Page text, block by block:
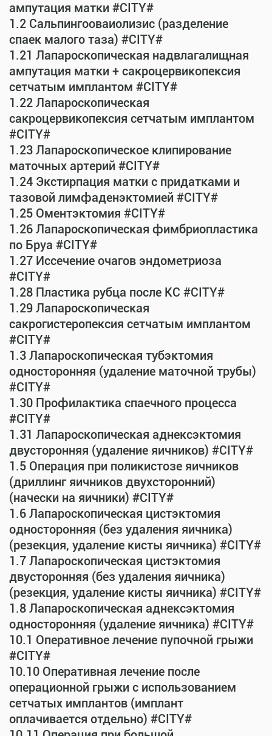
ампутация матки #CITY#
1.2 Сальпингооваиолизис (разделение
спаек малого таза) #CITY#
1.21 Лапароскопическая надвлагалищная
ампутация матки + сакроцервикопексия
сетчатым имплантом #CITY#
1.22 Лапароскопическая
сакроцервикопексия сетчатым имплантом
#CITY#
1.23 Лапароскопическое клипирование
маточных артерий #CITY#
1.24 Экстирпация матки с придатками и
тазовой лимфаденэктомией #CITY#
1.25 Оментэктомия #CITY#
1.26 Лапароскопическая фимбриопластика
по Бруа #CITY#
1.27 Иссечение очагов эндометриоза
#CITY#
1.28 Пластика рубца после КС #CITY#
1.29 Лапароскопическая
сакрогистеропексия сетчатым имплантом
#CITY#
1.3 Лапароскопическая тубэктомия
односторонняя (удаление маточной трубы)
#CITY#
1.30 Профилактика спаечного процесса
#CITY#
1.31 Лапароскопическая аднексэктомия
двусторонняя (удаление яичников) #CITY#
1.5 Операция при поликистозе яичников
(дриллинг яичников двухсторонний)
(начески на яичники) #CITY#
1.6 Лапароскопическая цистэктомия
односторонняя (без удаления яичника)
(резекция, удаление кисты яичника) #CITY#
1.7 Лапароскопическая цистэктомия
двусторонняя (без удаления яичника)
(резекция, удаление кисты яичника) #CITY#
1.8 Лапароскопическая аднексэктомия
односторонняя (удаление яичника) #CITY#
10.1 Оперативное лечение пупочной грыжи
#CITY#
10.10 Оперативная лечение после
операционной грыжи с использованием
сетчатых имплантов (имплант
оплачивается отдельно) #CITY#